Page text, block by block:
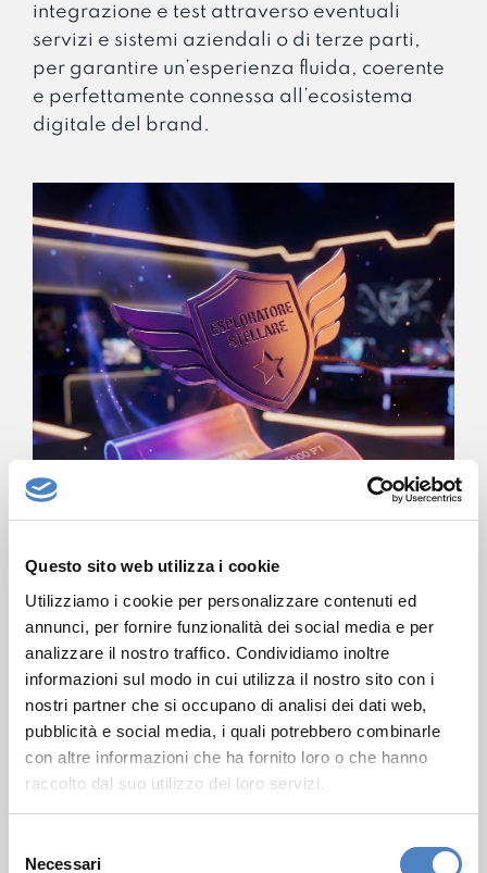
Questo sito web utilizza i cookie
Utilizziamo i cookie per personalizzare contenuti ed
annunci, per fornire funzionalità dei social media e per
analizzare il nostro traffico. Condividiamo inoltre
informazioni sul modo in cui utilizza il nostro sito con i
nostri partner che si occupano di analisi dei dati web,
pubblicità e social media, i quali potrebbero combinarle
con altre informazioni che ha fornito loro o che hanno
raccolto dal suo utilizzo dei loro servizi.
Necessari
integrazione e test attraverso eventuali
servizi e sistemi aziendali o di terze parti,
per garantire un’esperienza fluida, coerente
e perfettamente connessa all’ecosistema
digitale del brand.
GO LIVE E STRATEGIA
DI COMUNICAZIONE
a
generare awareness e partecipazione